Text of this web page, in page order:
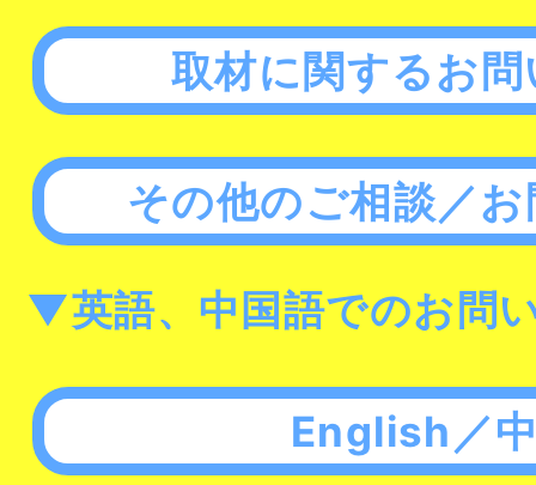
取材に関するお
その他のご相談／
▼英語、中国語でのお問
English／